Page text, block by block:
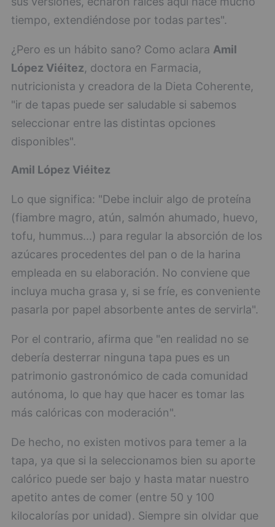
tiempo, extendiéndose por todas partes".
¿Pero es un hábito sano? Como aclara Amil
López Viéitez, doctora en Farmacia,
nutricionista y creadora de la Dieta Coherente,
"ir de tapas puede ser saludable si sabemos
seleccionar entre las distintas opciones
disponibles".
Amil López Viéitez
Lo que significa: "Debe incluir algo de proteína
(fiambre magro, atún, salmón ahumado, huevo,
tofu, hummus...) para regular la absorción de los
azúcares procedentes del pan o de la harina
empleada en su elaboración. No conviene que
incluya mucha grasa y, si se fríe, es conveniente
pasarla por papel absorbente antes de servirla".
Por el contrario, afirma que "en realidad no se
debería desterrar ninguna tapa pues es un
patrimonio gastronómico de cada comunidad
autónoma, lo que hay que hacer es tomar las
más calóricas con moderación".
De hecho, no existen motivos para temer a la
tapa, ya que si la seleccionamos bien su aporte
calórico puede ser bajo y hasta matar nuestro
apetito antes de comer (entre 50 y 100
kilocalorías por unidad). Siempre sin olvidar que